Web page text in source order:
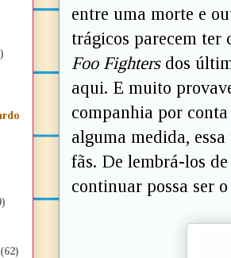
entre uma morte e
trágicos parecem ter
Foo Fightersdos
aqui. E muito
companhia por
alguma medida,
fãs. De lembrá-los
continuar possa ser
(62)